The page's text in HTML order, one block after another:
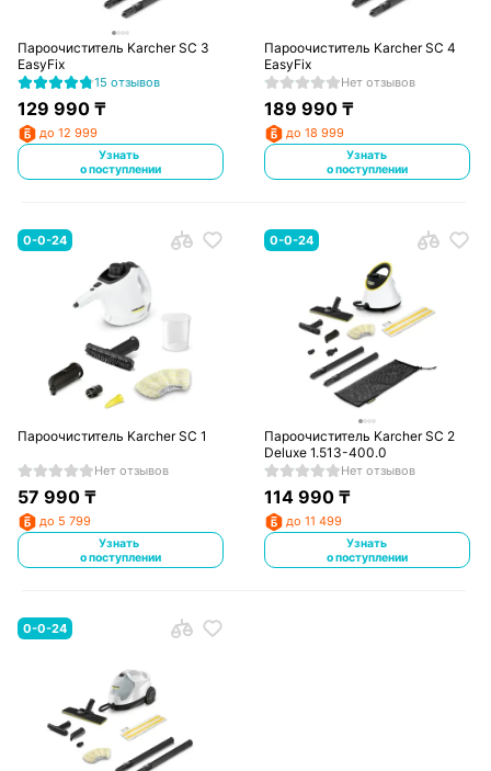
Пароочиститель Karcher SC 3
EasyFix
15 отзывов
129 990₸
до 12 999
Узнать
о поступлении
Пароочиститель Karcher SC 4
EasyFix
Нет отзывов
189 990 ₸
до 18 999
Узнать
о поступлении
0-0-24
Пароочиститель Karcher SC 1
Нет отзывов
57 990₸
до 5 799
Узнать
о поступлении
0-0-24
Пароочиститель Karcher SC 2
Deluxe 1.513-400.0
Нет отзывов
114 990 ₸
до 11 499
Узнать
о поступлении
0-0-24